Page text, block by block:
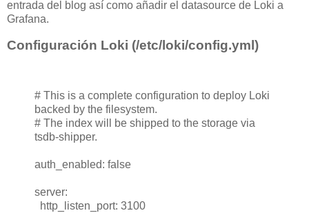
entrada del blog así como añadir el datasource de Loki a
Grafana.
Configuración Loki (/etc/loki/config.yml)
# This is a complete configuration to deploy Loki
backed by the filesystem.
# The index will be shipped to the storage via
tsdb-shipper.
auth_enabled: false
server:
http_listen_port: 3100